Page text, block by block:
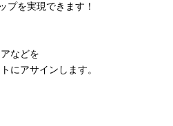
プを実現できます！
などを
にアサインします。